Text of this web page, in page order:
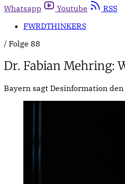
Whatsapp
Youtube
RSS
FWRDTHINKERS
/ Folge 88
Dr. Fabian Mehring:
Bayern sagt Desinformation